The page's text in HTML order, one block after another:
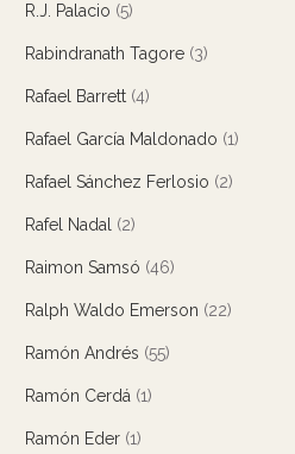
R.J. Palacio (5)
Rabindranath Tagore (3)
Rafael Barrett (4)
Rafael García Maldonado (1)
Rafael Sánchez Ferlosio (2)
Rafel Nadal (2)
Raimon Samsó (46)
Ralph Waldo Emerson (22)
Ramón Andrés (55)
Ramón Cerdá (1)
Ramón Eder (1)